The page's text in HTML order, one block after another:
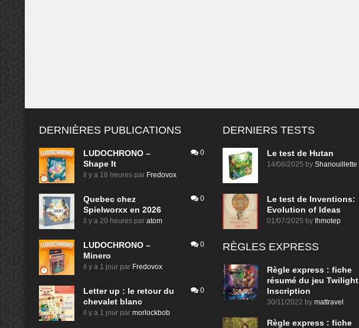
DERNIÈRES PUBLICATIONS
LUDOCHRONO –
Shape It
il y a 18 heures par Fredovox
0
Quebec chez
Spielworxx en 2026
il y a 20 heures par atom
0
LUDOCHRONO –
Minero
il y a 1 jour par Fredovox
0
Letter up : le retour du
chevalet blanc
il y a 1 jour par morlockbob
0
DERNIERS TESTS
Le test de Hutan
14/08/2025 by Shanouillette
Le test de Inventions:
Evolution of Ideas
01/07/2025 by Ihmotep
RÈGLES EXPRESS
Règle express : fiche
résumé du jeu Twilight
Inscription
30/11/2022 by mattravel
Règle express : fiche